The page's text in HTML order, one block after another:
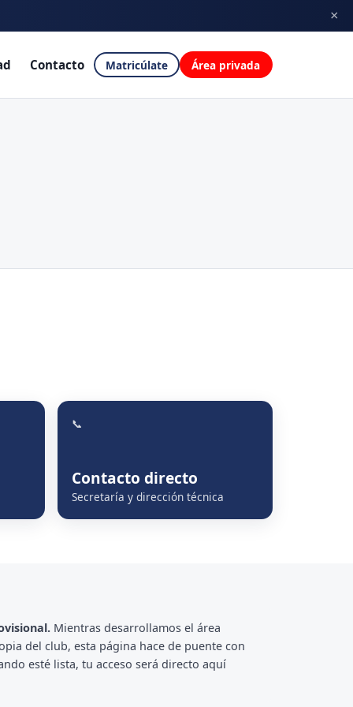
×
Contacto Matricúlate Área privada
📞
Contacto directo
Secretaría y dirección técnica
Mientras desarrollamos el área
del club, esta página hace de puente con
esté lista, tu acceso será directo aquí